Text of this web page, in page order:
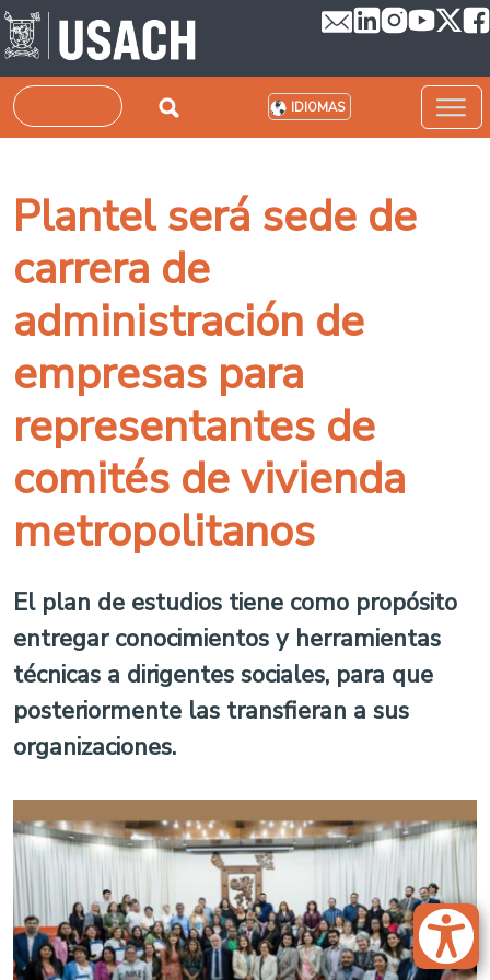
Pasar al contenido principal
Buscar IDIOMAS
Plantel será sede de
carrera de
administración de
empresas para
representantes de
comités de vivienda
metropolitanos
El plan de estudios tiene como propósito
entregar conocimientos y herramientas
técnicas a dirigentes sociales, para que
posteriormente las transfieran a sus
organizaciones.